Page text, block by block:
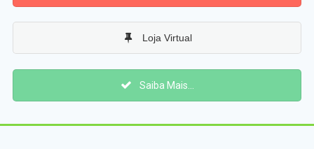
Loja Virtual
Saiba Mais...